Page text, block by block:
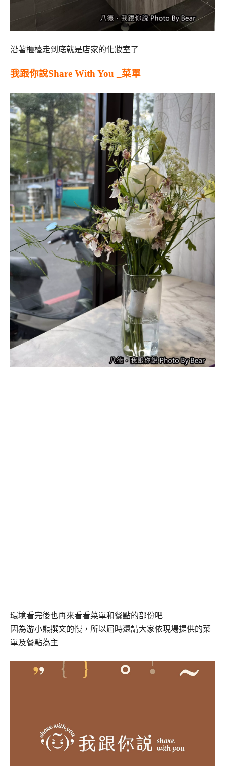
沿著櫃檯走到底就是店家的化妝室了
我跟你說Share With You _菜單
環境看完後也再來看看菜單和餐點的部份吧
因為游小熊撰文的慢，所以屆時還請大家依現場提供的菜
單及餐點為主